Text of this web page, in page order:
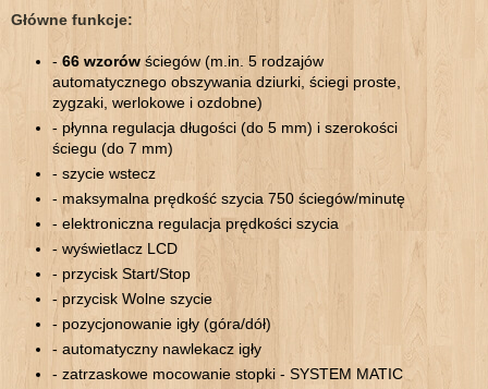
Główne funkcje:
- 66 wzorówściegów (m.in. 5 rodzajów
automatycznego obszywania dziurki, ściegi proste,
zygzaki, werlokowe i ozdobne)
- płynna regulacja długości (do 5 mm) i szerokości
ściegu (do 7 mm)
- szycie wstecz
- maksymalna prędkość szycia 750 ściegów/minutę
- elektroniczna regulacja prędkości szycia
- wyświetlacz LCD
- przycisk Start/Stop
- przycisk Wolne szycie
- pozycjonowanie igły (góra/dół)
- automatyczny nawlekacz igły
- zatrzaskowe mocowanie stopki - SYSTEM MATIC